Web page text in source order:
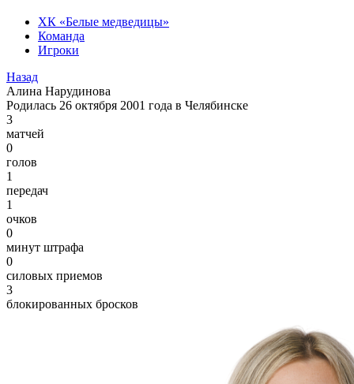
ХК «Белые медведицы»
Команда
Игроки
Назад
Алина Нарудинова
Родилась 26 октября 2001 года в Челябинске
3
матчей
0
голов
1
передач
1
очков
0
минут штрафа
0
силовых приемов
3
блокированных бросков